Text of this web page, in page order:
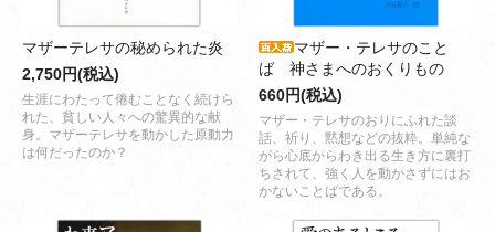
マザーテレサの秘められた炎
2,750円(税込)
生涯にわたって倦むことなく続けら
れた、貧しい人々への驚異的な献
身。マザーテレサを動かした原動力
は何だったのか？
マザー・テレサのこと
ば 神さまへのおくりもの
660円(税込)
マザー・テレサのおりにふれた談
話、祈り、黙想などの抜粋。単純な
がら心底からわき出る生き方に裏打
ちされて、強く人を動かさずにはお
かないことばである。